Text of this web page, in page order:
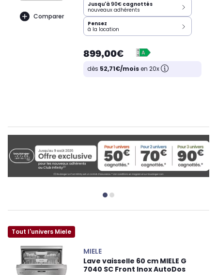
Comparer
Jusqu'à 90€ cagnottés
nouveaux adhérents
Pensez
à la location
899,00€
dès 52,71€/moisen 20x
Tout l'univers Miele
MIELE
Lave vaisselle 60 cm MIELE G
7040 SC Front Inox AutoDos